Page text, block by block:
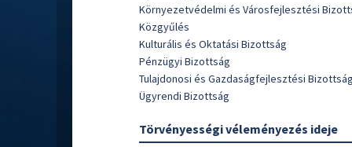
Környezetvédelmi és Városfejlesztési
Közgyűlés
Kulturális és Oktatási Bizottság
Pénzügyi Bizottság
Tulajdonosi és Gazdaságfejlesztési Bizottság
Ügyrendi Bizottság
Törvényességi véleményezés ideje